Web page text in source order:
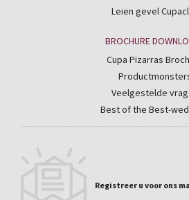
Leien gevel
BROCHURE
Cupa Pizarras
Veelgestelde
Best of the Best-
Registreer u voor ons